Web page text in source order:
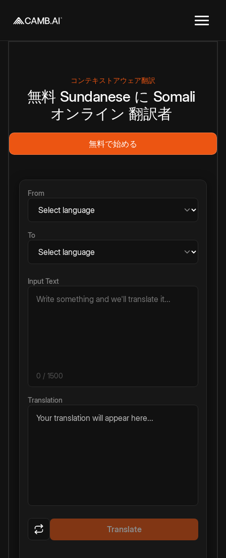
コンテキストアウェア翻訳
無料 Sundanese に Somali
オンライン 翻訳者
無料で始める
From
To
Input Text
0 / 1500
Translation
Your translation will appear here...
Translate